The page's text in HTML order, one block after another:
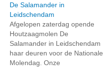
De Salamander in
Leidschendam
Afgelopen zaterdag opende
Houtzaagmolen De
Salamander in Leidschendam
haar deuren voor de Nationale
Molendag. Onze